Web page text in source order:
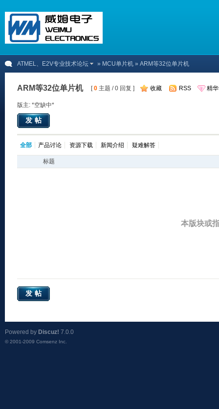
ATMEL、E2V专业技术论坛 » MCU单片机 » ARM等32位单片机
ARM等32位单片机 [0 主题 / 0 回复 ] 收藏 RSS 精华
版主: *空缺中*
发帖
全部 产品讨论 资源下载 新闻介绍 疑难解答
标题
本版块或
发帖
Powered by Discuz! 7.0.0
© 2001-2009 Comsenz Inc.